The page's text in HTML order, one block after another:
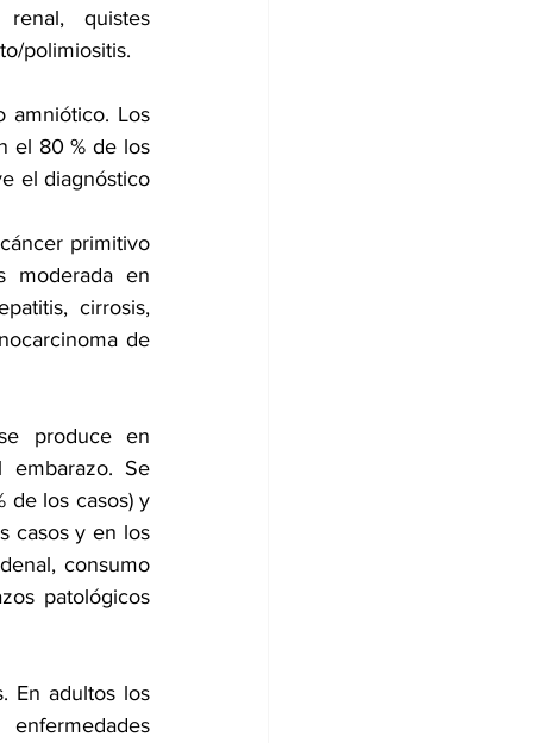
renal, quistes
polimiositis.
amniótico. Los
el 80 % de los
el diagnóstico
primitivo
moderada en
cirrosis,
de
produce en
embarazo. Se
de los casos) y
casos y en los
consumo
patológicos
En adultos los